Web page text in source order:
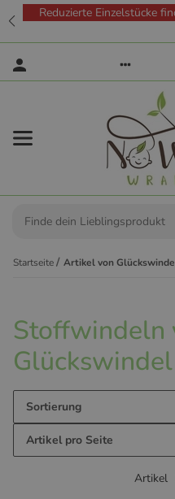
Reduzierte Einzelstücke
Startseite Artikel von
Stoffwindeln
Glückswindel
Sortierung
Artikel pro Seite
Artikel